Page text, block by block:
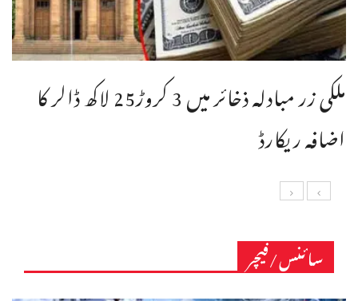
ملکی زر مبادلہ ذخائر میں 3 کروڑ25 لاکھ ڈالر کا
اضافہ ریکارڈ
سائنس/فیچر